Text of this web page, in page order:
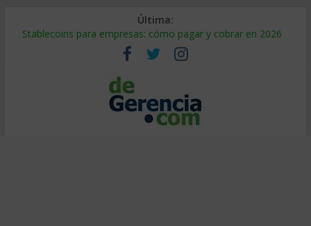
Última:
Stablecoins para empresas: cómo pagar y cobrar en 2026
Despido silencioso: qué es y por qué sale tan caro
IA en selección de personal: cómo auditarla a tiempo
Trabajo forzoso en la cadena de suministro: qué hacer
Mercado hispano de EE. UU.: cómo segmentarlo y venderle